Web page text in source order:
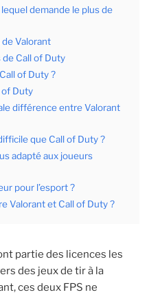
demande le plus de
Valorant
Call of Duty
of Duty ?
of Duty
différence entre Valorant
que Call of Duty ?
adapté aux joueurs
pour l’esport ?
Valorant et Call of Duty ?
partie des licences les
des jeux de tir à la
ces deux FPS ne